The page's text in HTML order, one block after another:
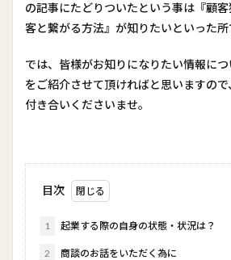
の記事にたどりついたという事は『顧
客と繋がる方法』が知りたいといった所
では、皆様がお知りになりたい情報に
をご紹介させて頂ければと思いますの
付き合いくださいませ。
目次
1 起業する際の自身の状態・状況は？
2 商談のお話をいただく為に